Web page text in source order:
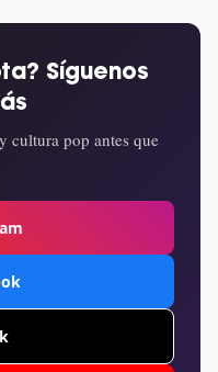
Síguenos
cultura pop antes que